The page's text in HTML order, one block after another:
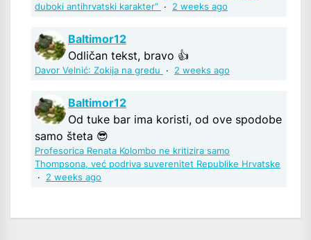
duboki antihrvatski karakter“ · 2 weeks ago
Baltimor12
Odličan tekst, bravo 👍
Davor Velnić: Zokija na gredu · 2 weeks ago
Baltimor12
Od tuke bar ima koristi, od ove spodobe
samo šteta 😎
Profesorica Renata Kolombo ne kritizira samo
Thompsona, već podriva suverenitet Republike Hrvatske
· 2 weeks ago